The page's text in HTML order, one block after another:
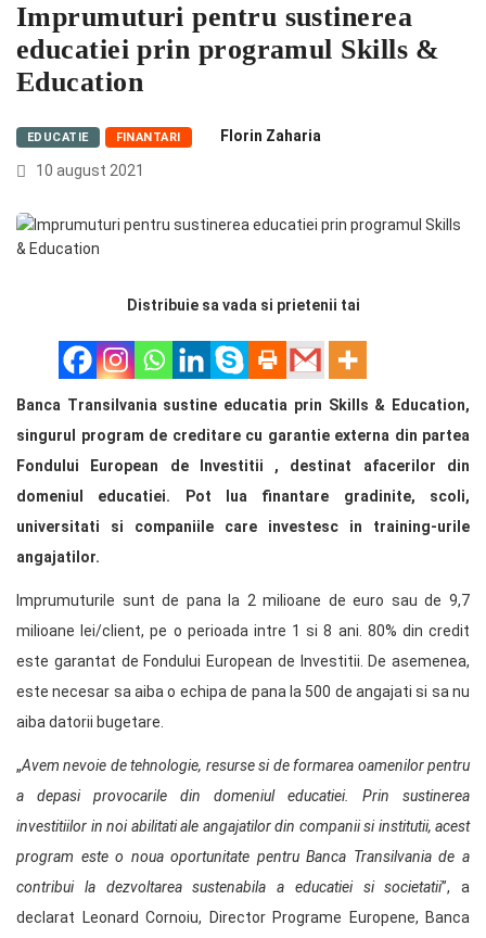
Imprumuturi pentru sustinerea
educatiei prin programul Skills &
Education
EDUCATIE FINANTARI
Florin Zaharia
10 august 2021
Distribuie sa vada si prietenii tai
Banca Transilvania sustine educatia prin Skills & Education,
singurul program de creditare cu garantie externa din partea
Fondului European de Investitii , destinat afacerilor din
domeniul educatiei. Pot lua finantare gradinite, scoli,
universitati si companiile care investesc in training-urile
angajatilor.
Imprumuturile sunt de pana la 2 milioane de euro sau de 9,7
milioane lei/client, pe o perioada intre 1 si 8 ani. 80% din credit
este garantat de Fondului European de Investitii. De asemenea,
este necesar sa aiba o echipa de pana la 500 de angajati si sa nu
aiba datorii bugetare.
„Avem nevoie de tehnologie, resurse si de formarea oamenilor pentru
a depasi provocarile din domeniul educatiei. Prin sustinerea
investitiilor in noi abilitati ale angajatilor din companii si institutii, acest
program este o noua oportunitate pentru Banca Transilvania de a
contribui la dezvoltarea sustenabila a educatiei si societatii”, a
declarat Leonard Cornoiu, Director Programe Europene, Banca